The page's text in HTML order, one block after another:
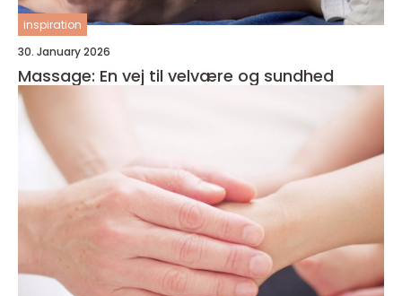
inspiration
30. January 2026
Massage: En vej til velvære og sundhed